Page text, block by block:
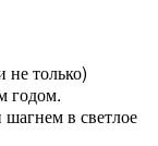
только)
годом.
в светлое